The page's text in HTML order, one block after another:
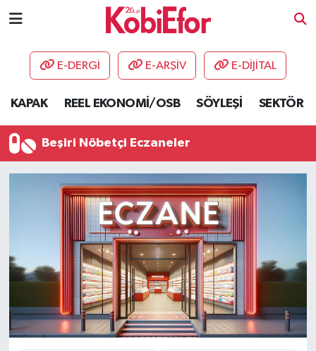
E-DERGİ E-ARŞİV E-DİJİTAL
KAPAK REEL EKONOMİ/OSB SÖYLEŞİ SEKTÖR
Beşiri Nöbetçi Eczaneler
AKADEMİ
DESTEK-TEŞVİK
ETKİNLİK
GÜNCEL
HABERLER
KAPAK
OSB
SEKTÖR